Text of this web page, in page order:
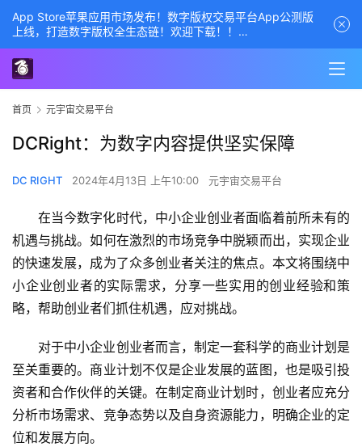
首页 元宇宙交易平台
DCRight：为数字内容提供坚实保障
DC RIGHT 2024年4月13日 上午10:00 元宇宙交易平台
在当今数字化时代，中小企业创业者面临着前所未有的
机遇与挑战。如何在激烈的市场竞争中脱颖而出，实现企业
的快速发展，成为了众多创业者关注的焦点。本文将围绕中
小企业创业者的实际需求，分享一些实用的创业经验和策
略，帮助创业者们抓住机遇，应对挑战。
对于中小企业创业者而言，制定一套科学的商业计划是
至关重要的。商业计划不仅是企业发展的蓝图，也是吸引投
资者和合作伙伴的关键。在制定商业计划时，创业者应充分
分析市场需求、竞争态势以及自身资源能力，明确企业的定
位和发展方向。
App Store苹果应用市场发布！数字版权交易平台App公测版
上线，打造数字版权全生态链！欢迎下载！！
商务经理联系方式——数字版权交易平台